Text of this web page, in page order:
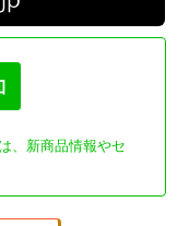
、新商品情報やセ